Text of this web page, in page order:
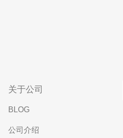
关于公司
BLOG
公司介绍